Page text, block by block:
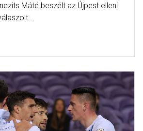
Máté beszélt az Újpest elleni